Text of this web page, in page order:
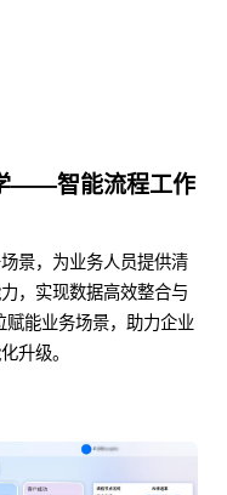
——智能流程工作
景，为业务人员提供清
，实现数据高效整合与
赋能业务场景，助力企业
升级。